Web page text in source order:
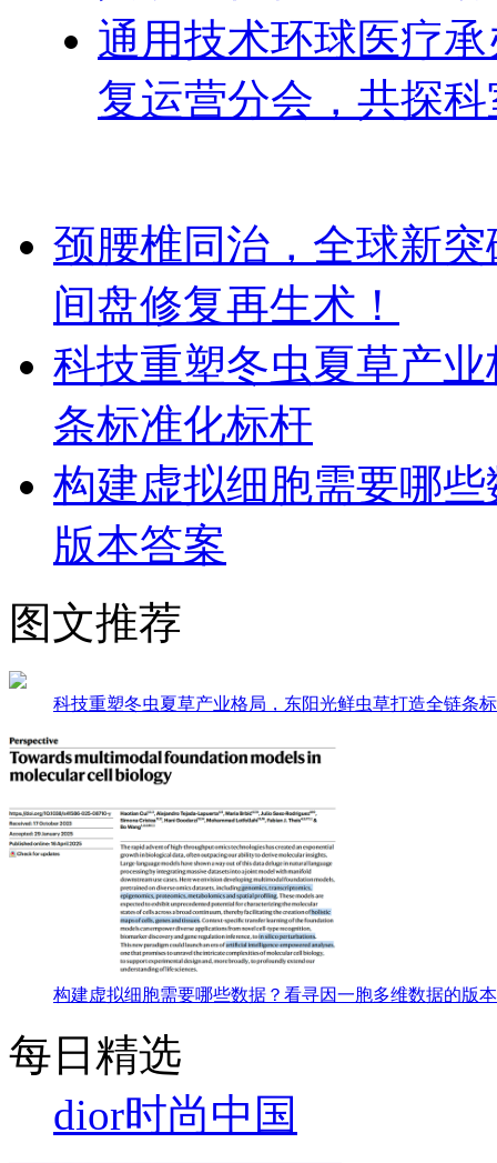
通用技术环球医疗
复运营分会，共探
颈腰椎同治，全球新突
间盘修复再生术！
科技重塑冬虫夏草产
条标准化标杆
构建虚拟细胞需要哪
版本答案
图文推荐
科技重塑冬虫夏草产业格局，东阳光鲜虫草打造全链条
构建虚拟细胞需要哪些数据？看寻因一胞多维数据的版
每日精选
dior时尚中国